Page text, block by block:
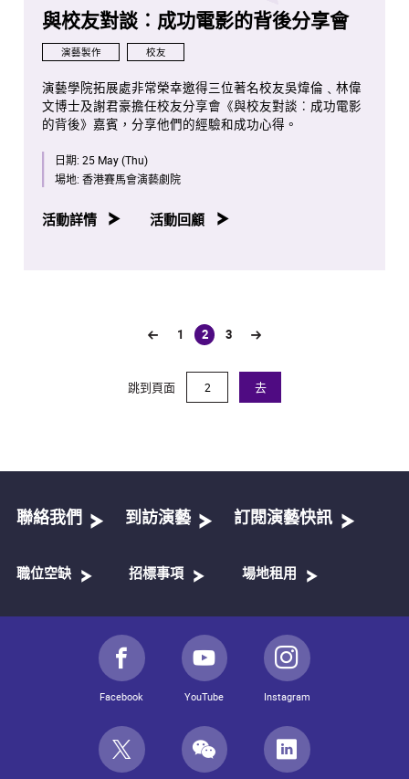
與校友對談︰成功電影的背後分享會
演藝製作 校友
演藝學院拓展處非常榮幸邀得三位著名校友吳煒倫﹑林偉
文博士及謝君豪擔任校友分享會《與校友對談︰成功電影
的背後》嘉賓，分享他們的經驗和成功心得。
日期: 25 May (Thu)
場地: 香港賽馬會演藝劇院
活動詳情 活動回顧
1 2
(current)
3
跳到頁面 去
聯絡我們 到訪演藝 訂閱演藝快訊
職位空缺 招標事項 場地租用
Facebook YouTube Instagram